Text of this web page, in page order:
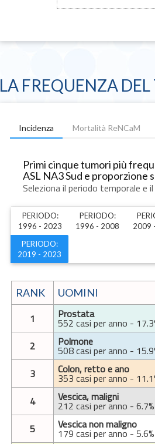
LA FREQUENZA
Incidenza Mortalità ReNCaM
Primi cinque tumori più
ASL NA3 Sud e proporzione
Seleziona il periodo temporale e
PERIODO:
1996 - 2023
PERIODO:
1996 - 2008
2009
PERIODO:
2019 - 2023
RANK UOMINI
1 Prostata
552 casi per anno -
2
Polmone
508 casi per anno -
3
Colon, retto e ano
353 casi per anno -
4
Vescica, maligni
212 casi per anno - 6.7%
5
Vescica non maligno
179 casi per anno - 5.6%